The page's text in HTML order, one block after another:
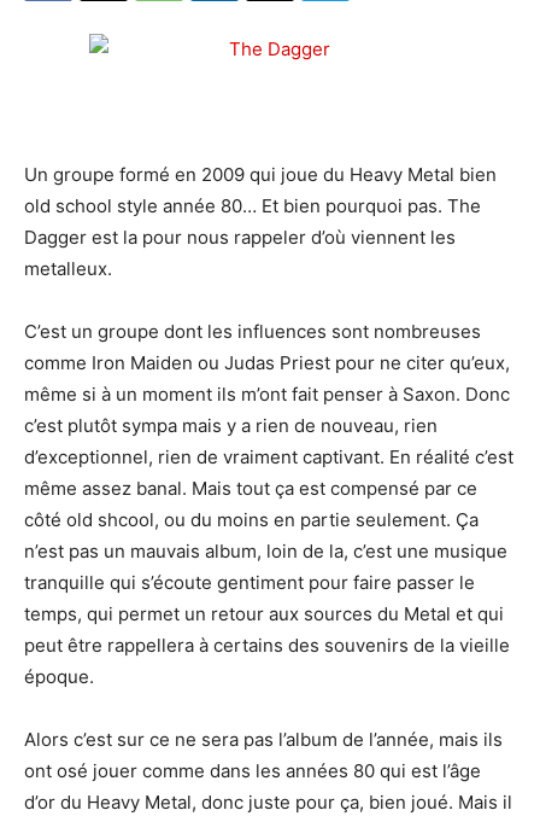
Un groupe formé en 2009 qui joue du Heavy Metal bien
old school style année 80… Et bien pourquoi pas. The
Dagger est la pour nous rappeler d’où viennent les
metalleux.
C’est un groupe dont les influences sont nombreuses
comme Iron Maiden ou Judas Priest pour ne citer qu’eux,
même si à un moment ils m’ont fait penser à Saxon. Donc
c’est plutôt sympa mais y a rien de nouveau, rien
d’exceptionnel, rien de vraiment captivant. En réalité c’est
même assez banal. Mais tout ça est compensé par ce
côté old shcool, ou du moins en partie seulement. Ça
n’est pas un mauvais album, loin de la, c’est une musique
tranquille qui s’écoute gentiment pour faire passer le
temps, qui permet un retour aux sources du Metal et qui
peut être rappellera à certains des souvenirs de la vieille
époque.
Alors c’est sur ce ne sera pas l’album de l’année, mais ils
ont osé jouer comme dans les années 80 qui est l’âge
d’or du Heavy Metal, donc juste pour ça, bien joué. Mais il